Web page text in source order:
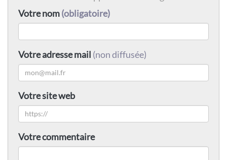
Votre nom(obligatoire)
Votre adresse mail (non diffusée)
Votre site web
Votre commentaire